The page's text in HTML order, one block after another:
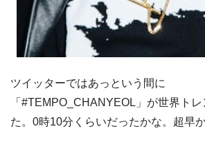
ツイッターではあっという間に
「#TEMPO_CHANYEOL」 が世界ト
た。0時10分くらいだったかな。超早か